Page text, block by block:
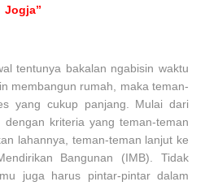
Jogja”
tentunya bakalan ngabisin waktu
membangun rumah, maka teman-
yang cukup panjang. Mulai dari
kriteria yang teman-teman
lahannya, teman-teman lanjut ke
Bangunan (IMB). Tidak
juga harus pintar-pintar dalam